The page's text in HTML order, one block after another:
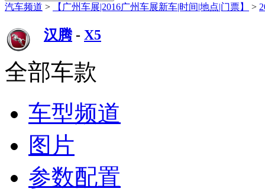
汽车频道 > 【广州车展|2016广州车展新车|时间|地点|门票】 >
汉腾- X5
全部车款
车型频道
图片
参数配置